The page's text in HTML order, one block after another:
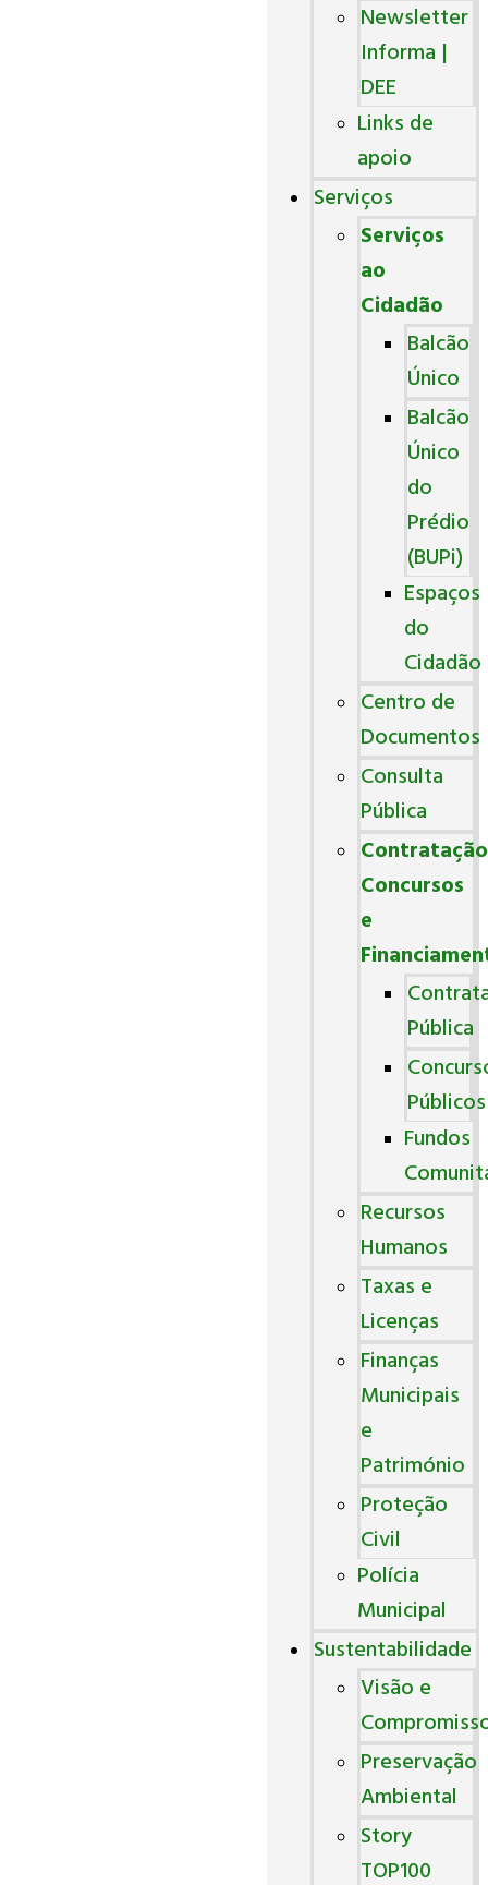
Newsletter
Informa |
DEE
Links de
apoio
Serviços
Serviços
ao
Cidadão
Balcão
Único
Balcão
Único
do
Prédio
(BUPi)
Espaços
do
Cidadão
Centro de
Documentos
Consulta
Pública
Concursos
e
Pública
Públicos
Fundos
Recursos
Humanos
Taxas e
Licenças
Finanças
Municipais
e
Património
Proteção
Civil
Polícia
Municipal
Sustentabilidade
Visão e
Preservação
Ambiental
Story
TOP100